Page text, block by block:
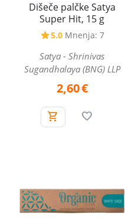
Dišeče palčke Satya
Super Hit, 15 g
5.0 Mnenja: 7
Satya - Shrinivas
Sugandhalaya (BNG) LLP
2,60€